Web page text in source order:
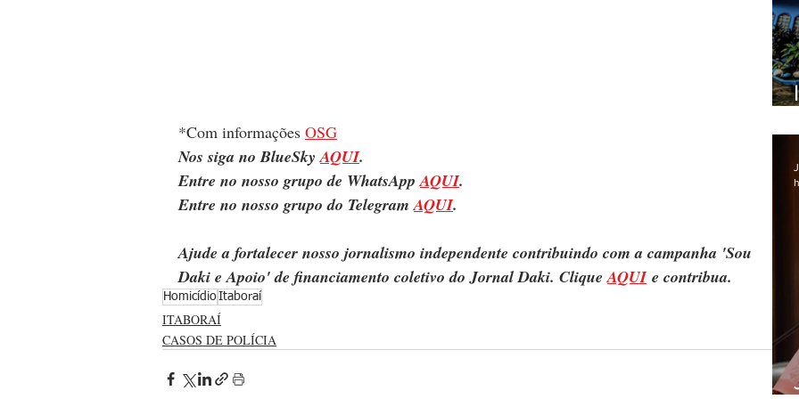
*Com informações OSG
Nos siga no BlueSky AQUI.
Entre no nosso grupo de WhatsApp AQUI.
Entre no nosso grupo do Telegram AQUI.
Ajude a fortalecer nosso jornalismo independente contribuindo com a campanha 'Sou
Daki e Apoio' de financiamento coletivo do Jornal Daki. Clique AQUI e contribua.
HomicídioItaboraí
ITABORAÍ
CASOS DE POLÍCIA